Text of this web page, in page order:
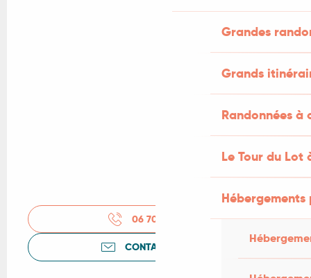
Grandes
Grands
Randonnées
Le Tour du Lot
06 70 06 28
CONTACTEZ-NOUS